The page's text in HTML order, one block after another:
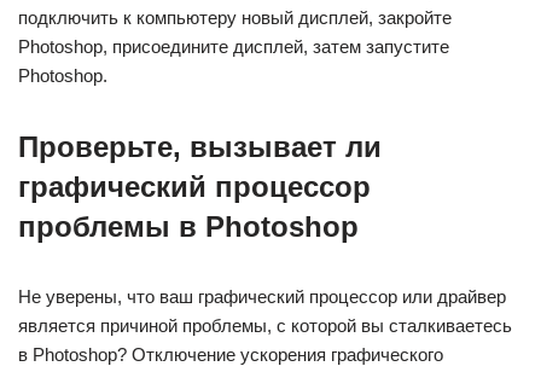
подключить к компьютеру новый дисплей, закройте
Photoshop, присоедините дисплей, затем запустите
Photoshop.
Проверьте, вызывает ли
графический процессор
проблемы в Photoshop
Не уверены, что ваш графический процессор или драйвер
является причиной проблемы, с которой вы сталкиваетесь
в Photoshop? Отключение ускорения графического